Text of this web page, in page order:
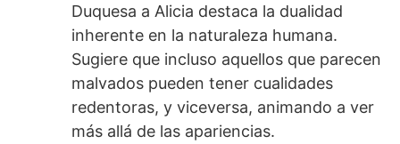
Duquesa a Alicia destaca la dualidad
inherente en la naturaleza humana.
Sugiere que incluso aquellos que parecen
malvados pueden tener cualidades
redentoras, y viceversa, animando a ver
más allá de las apariencias.